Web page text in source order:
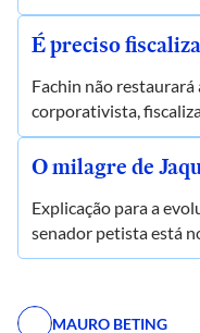
É preciso
Fachin não restaurará
corporativista,
O milagre de
Explicação para a
senador petista está
MAURO BETING